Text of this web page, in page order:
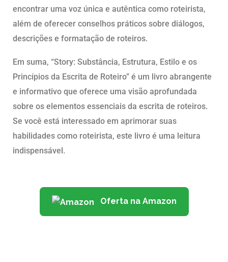
encontrar uma voz única e autêntica como roteirista,
além de oferecer conselhos práticos sobre diálogos,
descrições e formatação de roteiros.
Em suma, “Story: Substância, Estrutura, Estilo e os
Princípios da Escrita de Roteiro” é um livro abrangente
e informativo que oferece uma visão aprofundada
sobre os elementos essenciais da escrita de roteiros.
Se você está interessado em aprimorar suas
habilidades como roteirista, este livro é uma leitura
indispensável.
Oferta na Amazon